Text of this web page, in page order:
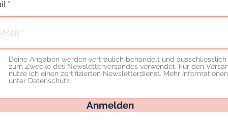
Deine Angaben werden vertraulich behandelt und ausschliesslich
zum Zwecke des Newsletterversandes verwendet. Für den
nutze ich einen zertifizierten Newsletterdienst. Mehr Informationen
unter Datenschutz.
Anmelden